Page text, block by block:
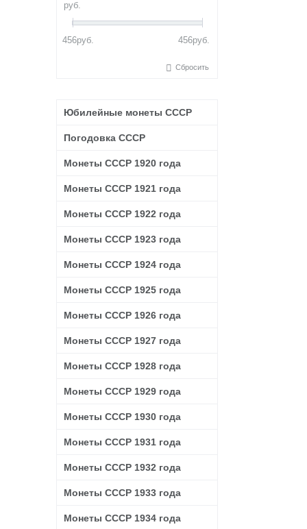
руб.
456руб. 456руб.
Сбросить
Юбилейные монеты СССР
Погодовка СССР
Монеты СССР 1920 года
Монеты СССР 1921 года
Монеты СССР 1922 года
Монеты СССР 1923 года
Монеты СССР 1924 года
Монеты СССР 1925 года
Монеты СССР 1926 года
Монеты СССР 1927 года
Монеты СССР 1928 года
Монеты СССР 1929 года
Монеты СССР 1930 года
Монеты СССР 1931 года
Монеты СССР 1932 года
Монеты СССР 1933 года
Монеты СССР 1934 года